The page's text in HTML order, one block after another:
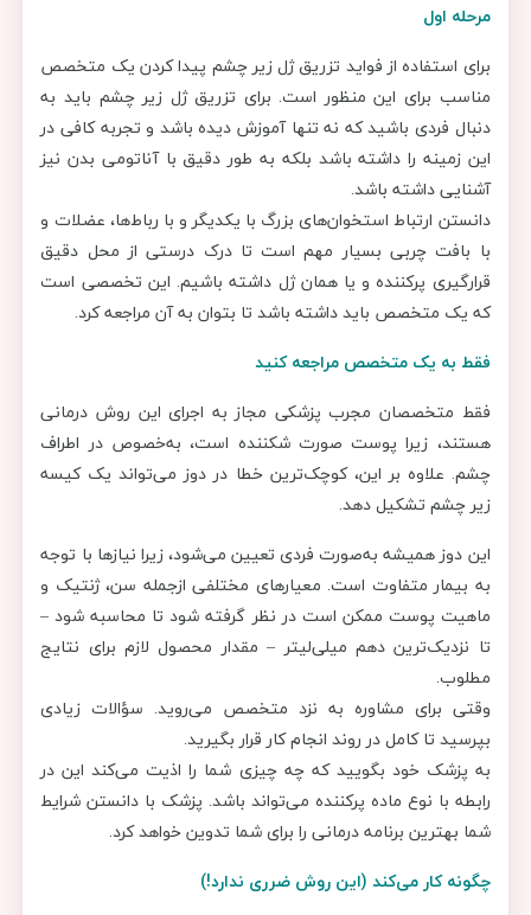
مرحله اول
برای استفاده از فواید تزریق ژل زیر چشم پیدا کردن یک متخصص
مناسب برای این منظور است. برای تزریق ژل زیر چشم باید به
دنبال فردی باشید که نه تنها آموزش دیده باشد و تجربه کافی در
این زمینه را داشته باشد بلکه به طور دقیق با آناتومی بدن نیز
آشنایی داشته باشد.
دانستن ارتباط استخوان‌های بزرگ با یکدیگر و با رباط‌ها، عضلات و
با بافت چربی بسیار مهم است تا درک درستی از محل دقیق
قرارگیری پرکننده و یا همان ژل داشته باشیم. این تخصصی است
که یک متخصص باید داشته باشد تا بتوان به آن مراجعه کرد.
فقط به یک متخصص مراجعه کنید
فقط متخصصان مجرب پزشکی مجاز به اجرای این روش درمانی
هستند، زیرا پوست صورت شکننده است، به‌خصوص در اطراف
چشم. علاوه بر این، کوچک‌ترین خطا در دوز می‌تواند یک کیسه
زیر چشم تشکیل دهد.
این دوز همیشه به‌صورت فردی تعیین می‌شود، زیرا نیازها با توجه
به بیمار متفاوت است. معیارهای مختلفی ازجمله سن، ژنتیک و
ماهیت پوست ممکن است در نظر گرفته شود تا محاسبه شود –
تا نزدیک‌ترین دهم میلی‌لیتر – مقدار محصول لازم برای نتایج
مطلوب.
وقتی برای مشاوره به نزد متخصص می‌روید. سؤالات زیادی
بپرسید تا کامل در روند انجام کار قرار بگیرید.
به پزشک خود بگویید که چه چیزی شما را اذیت می‌کند این در
رابطه با نوع ماده پرکننده می‌تواند باشد. پزشک با دانستن شرایط
شما بهترین برنامه درمانی را برای شما تدوین خواهد کرد.
چگونه کار می‌کند (این روش ضرری ندارد!)